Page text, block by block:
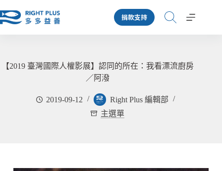
至
捐款支持
【2019 臺灣國際人權影展】認同的所在：我看漂流廚房
／阿潑
2019-09-12
Right Plus 編輯部
主選單